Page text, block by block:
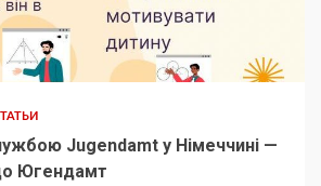
Jugendamt у Німеччині —
Югендамт